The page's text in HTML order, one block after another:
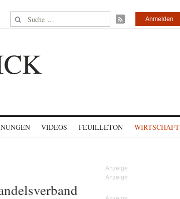
Suche nach: Anmelden
VIDEOS FEUILLETON WIRTSCHAFT